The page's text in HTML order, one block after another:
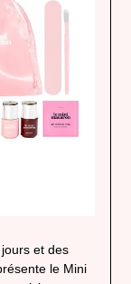
et des
le Mini